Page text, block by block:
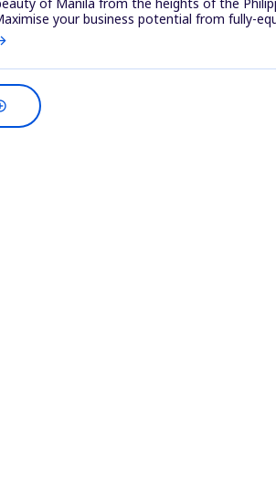
your business potential from fully-